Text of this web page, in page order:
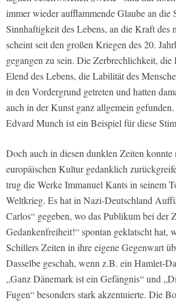
immer wieder aufflammende Glaube an die
Sinnhaftigkeit des Lebens, an die Kraft des
scheint seit den großen Kriegen des 20.
gegangen zu sein. Die Zerbrechlichkeit, die
Elend des Lebens, die Labilität des
in den Vordergrund getreten und hatten
auch in der Kunst ganz allgemein gefunden.
Edvard Munch ist ein Beispiel für diese
Doch auch in diesen dunklen Zeiten konnte
europäischen Kultur gedanklich
trug die Werke Immanuel Kants in seinem
Weltkrieg. Es hat in Nazi-Deutschland
Carlos“ gegeben, wo das Publikum bei der
Gedankenfreiheit!“ spontan geklatscht hat,
Schillers Zeiten in ihre eigene Gegenwart
Dasselbe geschah, wenn z.B. ein Hamlet-
„Ganz Dänemark ist ein Gefängnis“ und
Fugen“ besonders stark akzentuierte. Die